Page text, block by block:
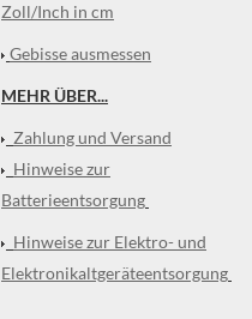
Zoll/Inch in cm
Gebisse ausmessen
MEHR ÜBER...
Zahlung und Versand
Hinweise zur
Batterieentsorgung
Hinweise zur Elektro- und
Elektronikaltgeräteentsorgung